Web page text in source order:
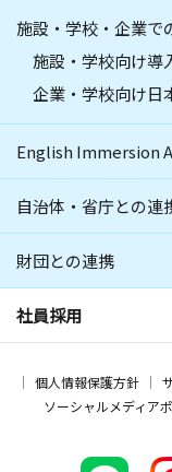
施設・学校・企業で
施設・学校向け導
企業・学校向け日
English Immersion
自治体・省庁との連
財団との連携
社員採用
個人情報保護方針
ソーシャルメディア